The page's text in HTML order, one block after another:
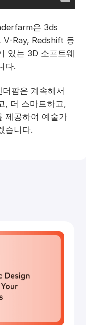
은 3ds
V-Ray, Redshift 등
있는 3D 소프트웨
다.
팜은 계속해서
, 더 스마트하고,
제공하여 예술가
습니다.